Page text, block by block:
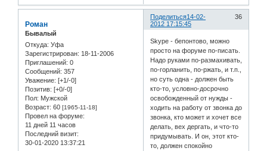
Поделиться 36
14-02-
2012 17:15:45
Роман
Бывалый
Откуда: Уфа
Зарегистрирован: 18-11-2006
Приглашений: 0
Сообщений: 357
Уважение: [+1/-0]
Позитив: [+0/-0]
Пол: Мужской
Возраст: 60 [1965-11-18]
Провел на форуме:
11 дней 11 часов
Последний визит:
30-01-2020 13:37:21
Skype - бепонтово, можно
просто на форуме по-писать.
Надо руками по-размахивать,
по-горланить, по-ржать, и т.п.,
но суть одна - должен быть
кто-то, условно-досрочно
освобожденный от нужды -
ходить на работу от звонка до
звонка, кто может и хочет все
делать, вех дергать, и что-то
придумывать. И он, этот кто-
то, должен спокойно